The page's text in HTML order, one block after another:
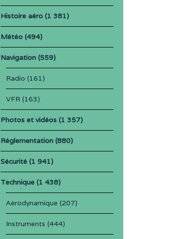
Histoire aéro(1 381)
Météo(494)
Navigation(559)
Radio (161)
VFR (163)
Photos et vidéos(1 357)
Réglementation(880)
Sécurité(1 941)
Technique(1 438)
Aérodynamique (207)
Instruments (444)